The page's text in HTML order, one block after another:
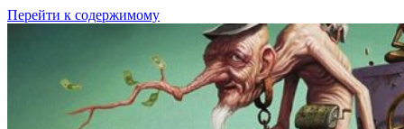
Перейти к содержимому